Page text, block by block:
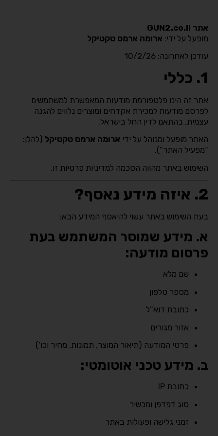
אתר GUN2.co.il
מופעל על ידי: ארומה ארמס טקטיקל
עודכן לאחרונה: 10/2/26
1. כללי
אתר זה הינו פלטפורמת מודעות המאפשרת למשתמשים
לפרסם מודעות למכירת אקדחים ומוצרים נלווים להגנה
עצמית, בהתאם לדין החל בישראל.
האתר מופעל ומנוהל על ידי ארומה ארמס טקטיקל (להלן:
“מפעיל האתר”).
השימוש באתר מהווה הסכמה למדיניות פרטיות זו.
2. איזה מידע נאסף?
בעת השימוש באתר עשוי להיאסף המידע הבא:
א. מידע שמוסר המשתמש בעת
פרסום מודעה:
שם מלא
מספר טלפון
כתובת דוא”ל
אזור מגורים
פרטי המודעה (תיאור המוצר, תמונות, מחיר וכו’)
ב. מידע טכני אוטומטי:
כתובת IP
סוג דפדפן ומכשיר
זמני גלישה ופעולות באתר